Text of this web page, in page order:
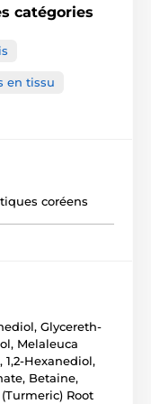
catégories
en tissu
coréens
Glycereth-
Melaleuca
Hexanediol,
Betaine,
Root